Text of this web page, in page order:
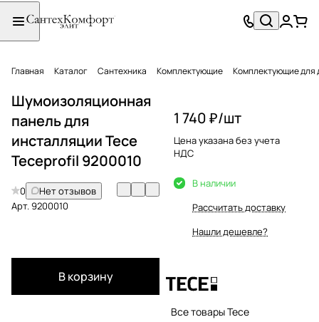
Главная Каталог Сантехника Комплектующие Комплектующие для
Шумоизоляционная
панель для
инсталляции Tece
Teceprofil 9200010
0
Нет отзывов
Арт.9200010
В корзину
1 740 ₽/шт
Цена указана без учета
НДС
В наличии
Рассчитать доставку
Нашли дешевле?
Все товары Tece